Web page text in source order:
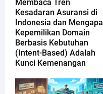
Membaca Tren
Kesadaran Asuransi di
Indonesia dan Mengapa
Kepemilikan Domain
Berbasis Kebutuhan
(Intent-Based) Adalah
Kunci Kemenangan